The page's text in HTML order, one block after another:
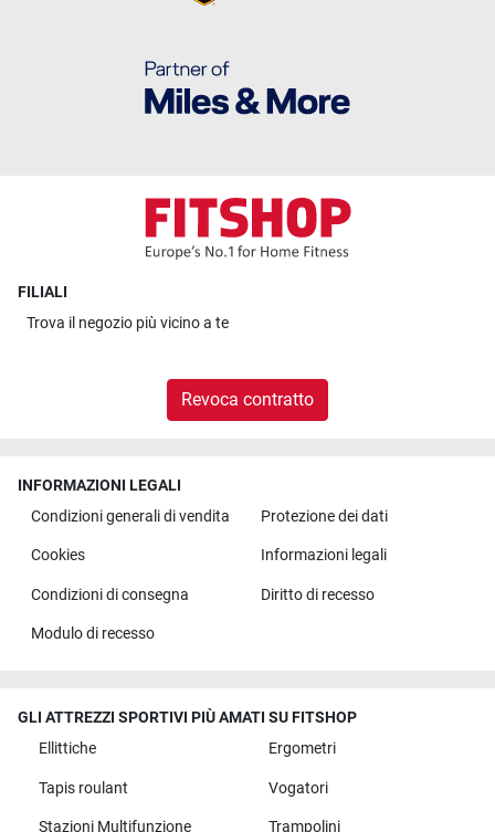
FILIALI
Trova il negozio più vicino a te
Revoca contratto
INFORMAZIONI LEGALI
Condizioni generali di vendita
Protezione dei dati
Cookies Informazioni legali
Condizioni di consegna Diritto di recesso
Modulo di recesso
GLI ATTREZZI SPORTIVI PIÙ AMATI SU FITSHOP
Ellittiche
Ergometri
Tapis roulant Vogatori
Stazioni Multifunzione Trampolini